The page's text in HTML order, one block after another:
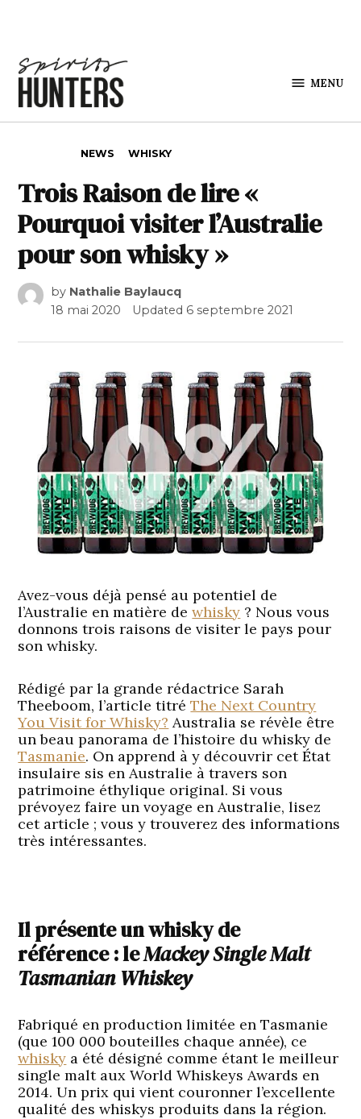
MENU
NEWS WHISKY
Trois Raison de lire «
Pourquoi visiter l’Australie
pour son whisky »
by Nathalie Baylaucq
18 mai 2020
Updated 6 septembre 2021
Avez-vous déjà pensé au potentiel de
l’Australie en matière dewhisky ? Nous vous
donnons trois raisons de visiter le pays pour
son whisky.
Rédigé par la grande rédactrice Sarah
Theeboom, l’article titréThe Next Country
You Visit for Whisky? Australia se révèle être
un beau panorama de l’histoire du whisky de
Tasmanie. On apprend à y découvrir cet État
insulaire sis en Australie à travers son
patrimoine éthylique original. Si vous
prévoyez faire un voyage en Australie, lisez
cet article ; vous y trouverez des informations
très intéressantes.
Il présente un whisky de
référence : leMackey Single Malt
Tasmanian Whiskey
Fabriqué en production limitée en Tasmanie
(que 100 000 bouteilles chaque année), ce
whisky a été désigné comme étant le meilleur
single malt aux World Whiskeys Awards en
2014. Un prix qui vient couronner l’excellente
qualité des whiskys produits dans la région.